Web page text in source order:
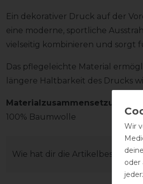
Ein dekorativer Druck auf der
eine moderne, sportliche
vielseitig kombinieren und sorgt
Das pflegeleichte Material
längere Haltbarkeit des Drucks
Materialzusammensetzung
100% Baumwolle
Wie hat dir die
Wir
oder